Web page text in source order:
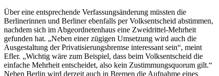
Über eine entsprechende Verfassungsänderung müssten die
Berlinerinnen und Berliner ebenfalls per Volksentscheid abstimmen,
nachdem sich im Abgeordnetenhaus eine Zweidrittel-Mehrheit
gefunden hat. „Neben einer zügigen Umsetzung wird auch die
Ausgestaltung der Privatisierungsbremse interessant sein“, meint
Efler. „Wichtig wäre zum Beispiel, dass beim Volksentscheid die
einfache Mehrheit entscheidet, also kein Zustimmungsquorum gilt.“
Neben Berlin wird derzeit auch in Bremen die Aufnahme eines